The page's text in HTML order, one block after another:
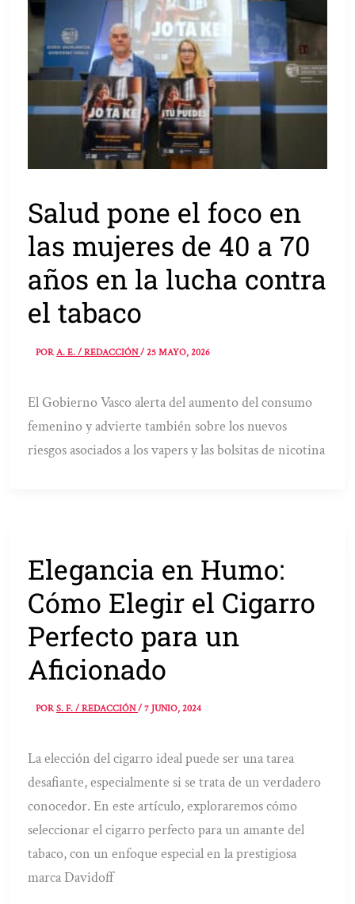
Salud pone el foco en
las mujeres de 40 a 70
años en la lucha contra
el tabaco
PORA. E. / REDACCIÓN/25 MAYO, 2026
El Gobierno Vasco alerta del aumento del consumo
femenino y advierte también sobre los nuevos
riesgos asociados a los vapers y las bolsitas de nicotina
Elegancia en Humo:
Cómo Elegir el Cigarro
Perfecto para un
Aficionado
PORS. F. / REDACCIÓN/7 JUNIO, 2024
La elección del cigarro ideal puede ser una tarea
desafiante, especialmente si se trata de un verdadero
conocedor. En este artículo, exploraremos cómo
seleccionar el cigarro perfecto para un amante del
tabaco, con un enfoque especial en la prestigiosa
marca Davidoff